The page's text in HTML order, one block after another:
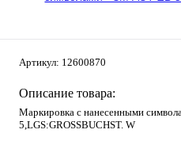
Артикул: 12600870
Описание товара:
Маркировка с нанесенными
5,LGS:GROSSBUCHST. W